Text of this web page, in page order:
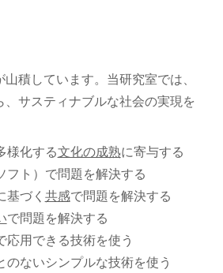
積しています。当研究室では、
サスティナブルな社会の実現を
様化する文化の成熟に寄与する
フト）で問題を解決する
づく 共感で問題を解決する
で問題を解決する
用できる技術を使う
ないシンプルな技術を使う